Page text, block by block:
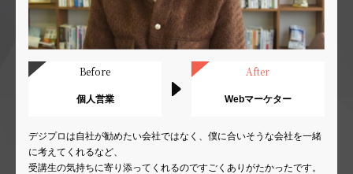
Before
個人営業
After
Webマーケター
デジプロは自社が勧めたい会社ではなく、僕に合いそうな会社を一緒
に考えてくれるなど、
受講生の気持ちに寄り添ってくれるのですごくありがたかったです。